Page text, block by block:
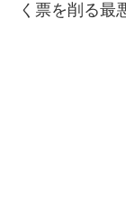
く票を削る最